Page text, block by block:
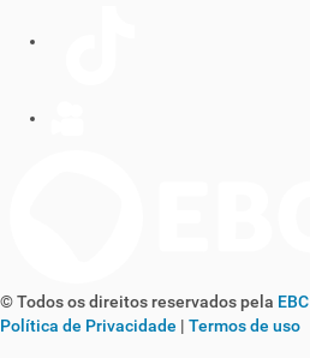
© Todos os direitos reservados pela EBC
Política de Privacidade | Termos de uso